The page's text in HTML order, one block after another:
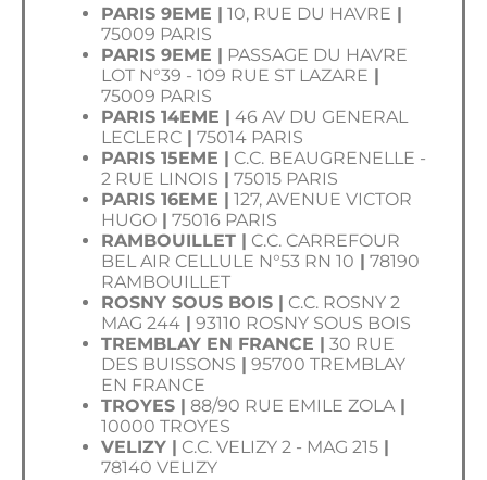
PARIS 9EME |
10, RUE DU HAVRE
75009 PARIS
PARIS 9EME |
PASSAGE DU HAVRE
LOT N°39 - 109 RUE ST LAZARE
75009 PARIS
PARIS 14EME |
46 AV DU GENERAL
LECLERC
75014 PARIS
PARIS 15EME |
C.C. BEAUGRENELLE -
2 RUE LINOIS
75015 PARIS
PARIS 16EME |
127, AVENUE VICTOR
HUGO
75016 PARIS
RAMBOUILLET |
C.C. CARREFOUR
BEL AIR CELLULE N°53 RN 10
78190
RAMBOUILLET
ROSNY SOUS BOIS |
C.C. ROSNY 2
MAG 244
93110 ROSNY SOUS BOIS
TREMBLAY EN FRANCE |
30 RUE
DES BUISSONS
95700 TREMBLAY
EN FRANCE
TROYES |
88/90 RUE EMILE ZOLA|
10000 TROYES
VELIZY |
C.C. VELIZY 2 - MAG 215
78140 VELIZY